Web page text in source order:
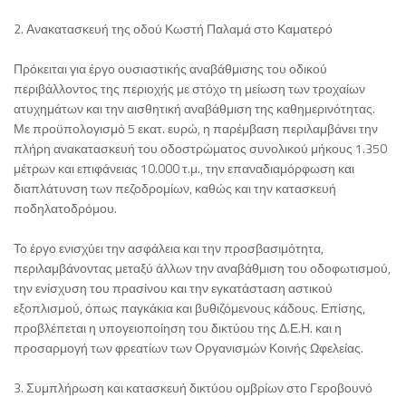
2. Ανακατασκευή της οδού Κωστή Παλαμά στο Καματερό
Πρόκειται για έργο ουσιαστικής αναβάθμισης του οδικού
περιβάλλοντος της περιοχής με στόχο τη μείωση των τροχαίων
ατυχημάτων και την αισθητική αναβάθμιση της καθημερινότητας.
Με προϋπολογισμό 5 εκατ. ευρώ, η παρέμβαση περιλαμβάνει την
πλήρη ανακατασκευή του οδοστρώματος συνολικού μήκους 1.350
μέτρων και επιφάνειας 10.000 τ.μ., την επαναδιαμόρφωση και
διαπλάτυνση των πεζοδρομίων, καθώς και την κατασκευή
ποδηλατοδρόμου.
Το έργο ενισχύει την ασφάλεια και την προσβασιμότητα,
περιλαμβάνοντας μεταξύ άλλων την αναβάθμιση του οδοφωτισμού,
την ενίσχυση του πρασίνου και την εγκατάσταση αστικού
εξοπλισμού, όπως παγκάκια και βυθιζόμενους κάδους. Επίσης,
προβλέπεται η υπογειοποίηση του δικτύου της Δ.Ε.Η. και η
προσαρμογή των φρεατίων των Οργανισμών Κοινής Ωφελείας.
3. Συμπλήρωση και κατασκευή δικτύου ομβρίων στο Γεροβουνό